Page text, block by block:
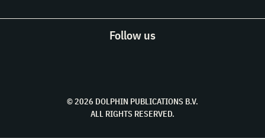
Follow us
© 2026 DOLPHIN PUBLICATIONS B.V.
ALL RIGHTS RESERVED.